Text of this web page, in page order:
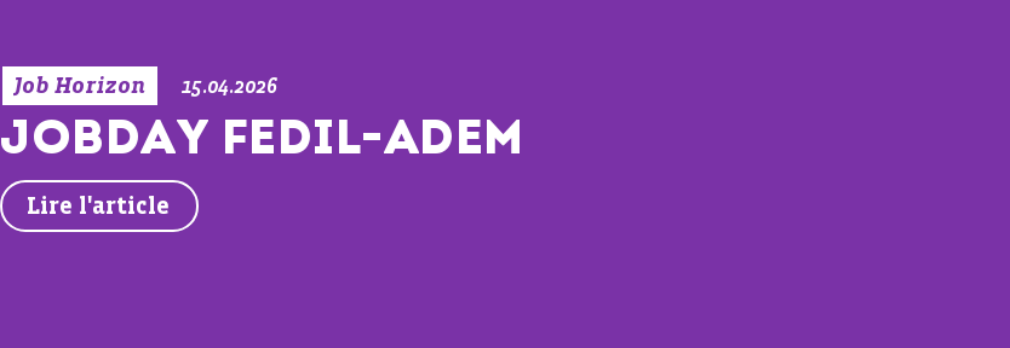
Job Horizon 15.04.2026
JOBDAY FEDIL-ADEM
Lire l'article